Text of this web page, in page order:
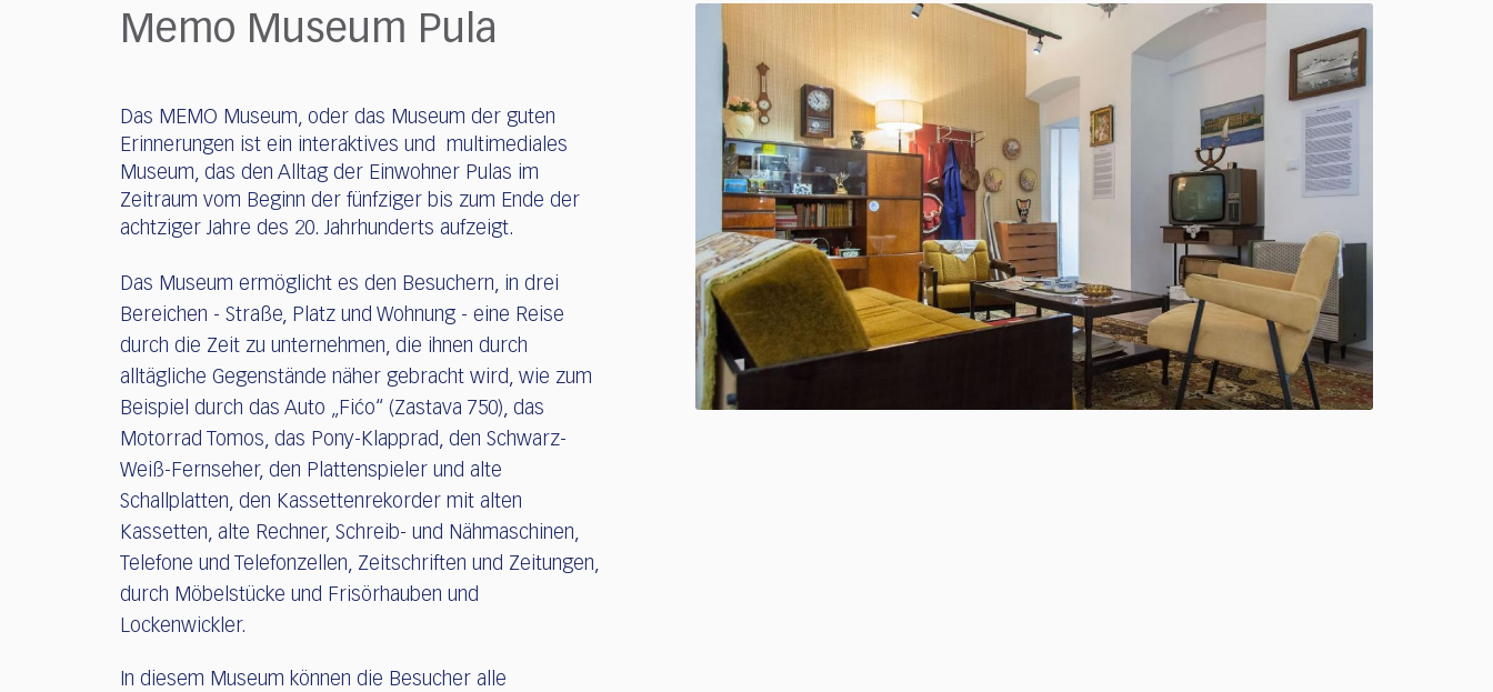
Memo Museum Pula
Das MEMO Museum, oder das Museum der guten
Erinnerungen ist ein interaktives und multimediales
Museum, das den Alltag der Einwohner Pulas im
Zeitraum vom Beginn der fünfziger bis zum Ende der
achtziger Jahre des 20. Jahrhunderts aufzeigt.
Das Museum ermöglicht es den Besuchern, in drei
Bereichen - Straße, Platz und Wohnung - eine Reise
durch die Zeit zu unternehmen, die ihnen durch
alltägliche Gegenstände näher gebracht wird, wie zum
Beispiel durch das Auto „Fićo“ (Zastava 750), das
Motorrad Tomos, das Pony-Klapprad, den Schwarz-
Weiß-Fernseher, den Plattenspieler und alte
Schallplatten, den Kassettenrekorder mit alten
Kassetten, alte Rechner, Schreib- und Nähmaschinen,
Telefone und Telefonzellen, Zeitschriften und Zeitungen,
durch Möbelstücke und Frisörhauben und
Lockenwickler.
In diesem Museum können die Besucher alle